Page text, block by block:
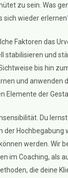
zu sein. Was
sich wieder
Faktoren das
stabilisieren und
bis hin
und anwenden
Elemente der
Du
der Hochbegabung
werden. Wir
im Coaching, als
die deine